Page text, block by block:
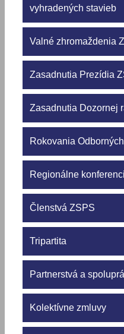
vyhradených stavieb
Valné zhromaždenia
Zasadnutia Prezídia
Zasadnutia Dozornej
Rokovania
Regionálne
Členstvá ZSPS
Tripartita
Partnerstvá a
Kolektívne zmluvy